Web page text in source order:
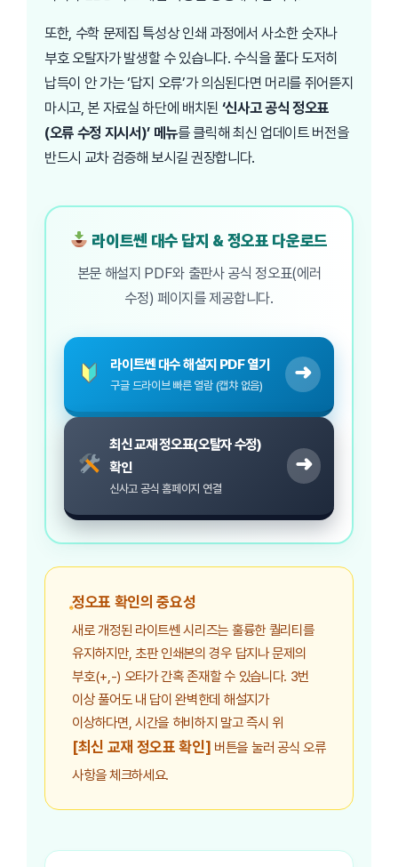
또한, 수학 문제집 특성상 인쇄 과정에서 사소한 숫자나
부호 오탈자가 발생할 수 있습니다. 수식을 풀다 도저히
납득이 안 가는 ‘답지 오류’가 의심된다면 머리를 쥐어뜯지
마시고, 본 자료실 하단에 배치된 ‘신사고 공식 정오표
(오류 수정 지시서)’ 메뉴를 클릭해 최신 업데이트 버전을
반드시 교차 검증해 보시길 권장합니다.
라이트쎈 대수 답지 & 정오표 다운로드
본문 해설지 PDF와 출판사 공식 정오표(에러
수정) 페이지를 제공합니다.
라이트쎈 대수 해설지 PDF 열기
구글 드라이브 빠른 열람 (캡챠 없음)
➜
최신 교재 정오표(오탈자 수정)
확인
신사고 공식 홈페이지 연결
➜
정오표 확인의 중요성
새로 개정된 라이트쎈 시리즈는 훌륭한 퀄리티를
유지하지만, 초판 인쇄본의 경우 답지나 문제의
부호(+,-) 오타가 간혹 존재할 수 있습니다. 3번
이상 풀어도 내 답이 완벽한데 해설지가
이상하다면, 시간을 허비하지 말고 즉시 위
[최신 교재 정오표 확인] 버튼을 눌러 공식 오류
사항을 체크하세요.